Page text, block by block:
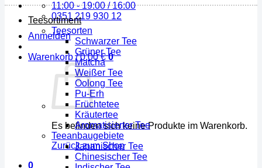
11:00 - 19:00 / 16:00
0351 219 930 12
Anmelden
Warenkorb /0,00€ 0
Es befinden sich keine Produkte im Warenkorb.
Zurück zum Shop
0
Teesortiment
Teesorten
Schwarzer Tee
Grüner Tee
Matcha
Weißer Tee
Oolong Tee
Pu-Erh
Früchtetee
Kräutertee
Aromatisierter Tee
Teeanbaugebiete
Japanischer Tee
Chinesischer Tee